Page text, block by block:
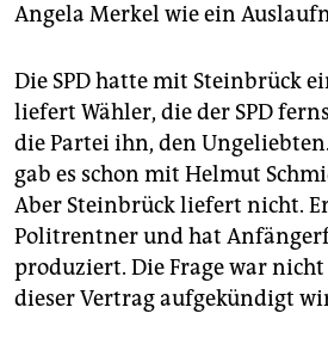
Angela Merkel wie ein
Die SPD hatte mit Steinbrück
liefert Wähler, die der SPD
die Partei ihn, den
gab es schon mit Helmut
Aber Steinbrück liefert nicht.
Politrentner und hat
produziert. Die Frage war
dieser Vertrag aufgekündigt